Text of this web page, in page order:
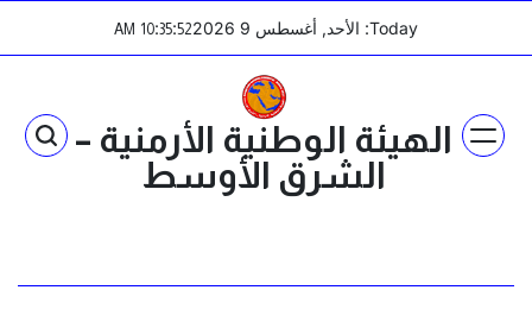
Today: الأحد, أغسطس 9 2026 10:35:52
AM
الهيئة الوطنية الأرمنية –
الشرق الأوسط